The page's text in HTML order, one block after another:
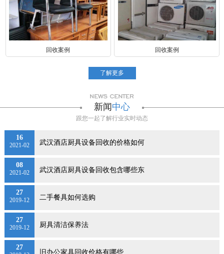
回收案例 回收案例
了解更多
新闻中心
跟您一起了解行业实时动态
16
2021-02 武汉酒店厨具设备回收的价格如何
08
2021-02 武汉酒店厨具设备回收包含哪些东
27
2019-12 二手餐具如何选购
27
2019-12 厨具清洁保养法
27
旧办公家具回收价格有哪些